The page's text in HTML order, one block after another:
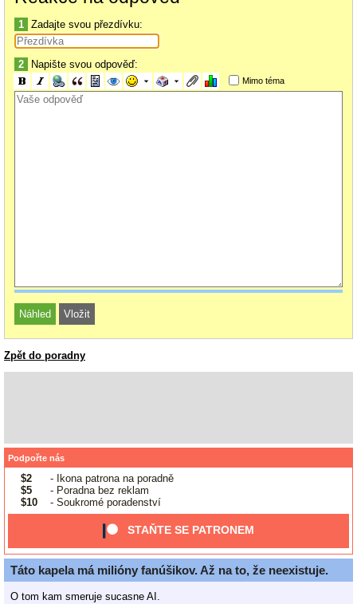
1 Zadajte svou přezdívku:
2 Napište svou odpověď:
Mimo téma
Zpět do poradny
Podpořte nás
$2
- Ikona patrona na poradně
$5
- Poradna bez reklam
$10
- Soukromé poradenství
STAŇTE SE PATRONEM
Táto kapela má milióny fanúšikov. Až na to, že neexistuje.
O tom kam smeruje sucasne AI.